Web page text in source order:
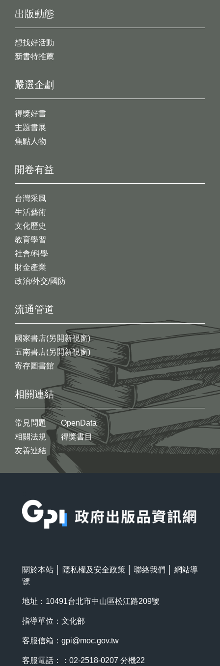
出版動態
想找好活動
新書特推薦
開卷有益
台灣采風
生活藝術
文化歷史
教育學習
社會/科學
財金產業
政治/外交/國防
嚴選企劃
得獎好書
主題書展
焦點人物
流通管道
國家書店(另開新視窗)
五南書店(另開新視窗)
寄存圖書館
相關連結
常見問題
相關法規
友善連結
OpenData
得獎書目
關於本站 隱私權及安全政策 聯絡我們
網站導
覽
地址：10491台北市中山區松江路209號
指導單位：文化部
客服信箱： gpi@moc.gov.tw
客服電話：：02-2518-0207 分機22